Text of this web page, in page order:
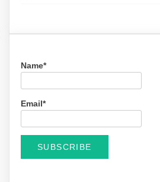
Name*
Email*